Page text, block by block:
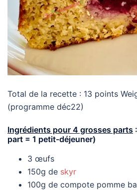
Total de la recette : 13 points
(programme déc22)
Ingrédients pour 4 grosses parts
part = 1 petit-déjeuner)
3 œufs
150g de skyr
100g de compote pomme